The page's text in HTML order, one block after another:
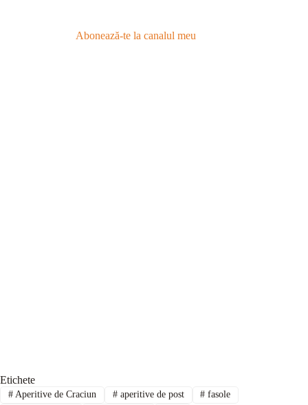
Abonează-te la canalul meu
Etichete
#Aperitive de Craciun #aperitive de post # fasole